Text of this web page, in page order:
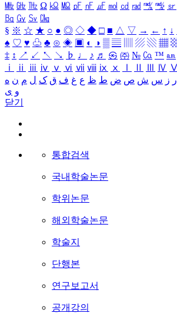
㎒ ㎓ ㎔ Ω ㏀ ㏁ ㎊ ㎋ ㎌ ㏖ ㏅ ㎭ ㎮ ㎯ ㏛
㏃ ㏉ ㏜ ㏆
§ ※ ☆ ★ ○ ● ◎ ◇ ◆ □ ■ △ ▽ → ← ↑ ↓
♠ ♡ ♥ ♧ ♣ ⊙ ◈ ▣ ◐ ◑ ▒ ▤ ▨ ▧ ▦
‡ ↕ ↗ ↙ ↖ ↘ ♭ ♩ ♪ ♬ ㉿ ㈜ № ㏇ ™ ㏂
ⅰ
ⅱ ⅲ ⅳ ⅴ ⅵ ⅶ ⅷ ⅸ ⅹ Ⅳ Ⅴ
ر ز س ش ص ض ط ظ ع غ ف ق ک ل م ن ه
و ی
닫기
통합검색
국내학술논문
학위논문
해외학술논문
학술지
단행본
연구보고서
공개강의